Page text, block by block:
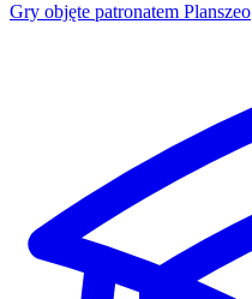
Gry objęte patronatem Planszeo